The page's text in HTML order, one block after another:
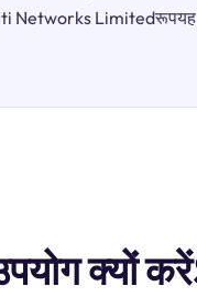
Networks Limitedरूपयह
क्यों